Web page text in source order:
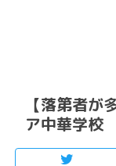
【落第者が
ア中華学校